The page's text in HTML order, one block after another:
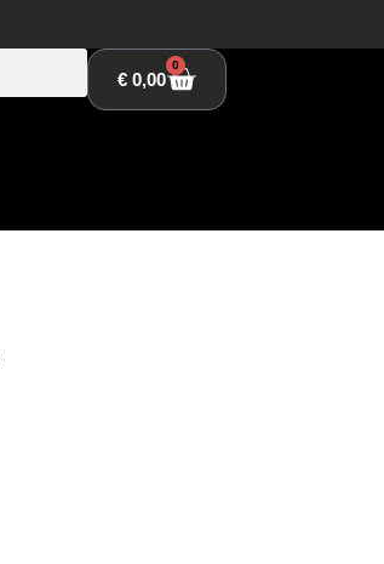
€0,00
0